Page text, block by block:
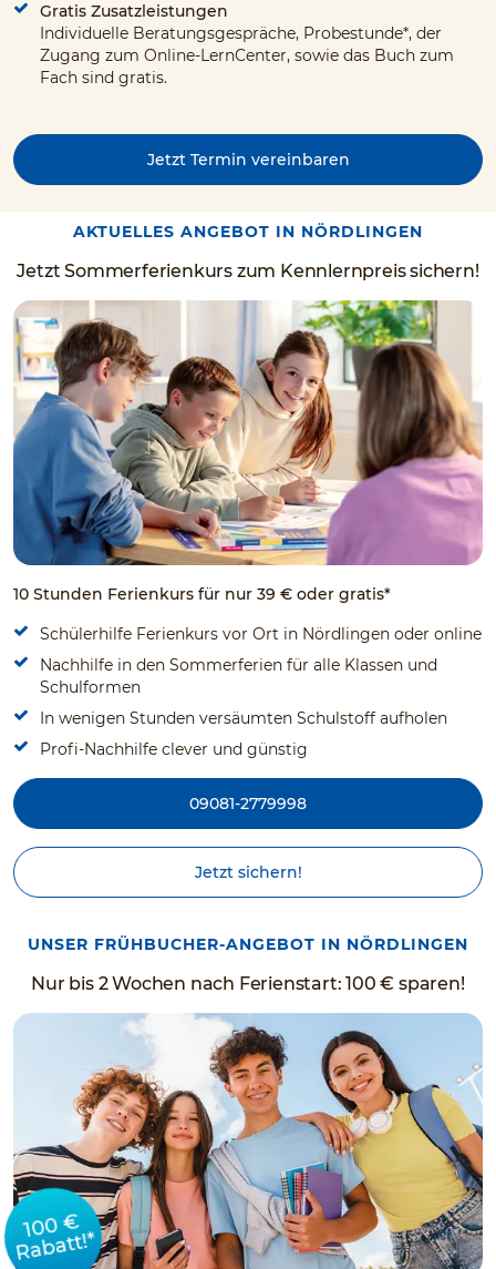
Gratis Zusatzleistungen
Individuelle Beratungsgespräche, Probestunde*, der
Zugang zum Online-LernCenter, sowie das Buch zum
Fach sind gratis.
Jetzt Termin vereinbaren
AKTUELLES ANGEBOT IN NÖRDLINGEN
Jetzt Sommerferienkurs zum Kennlernpreis sichern!
10 Stunden Ferienkurs für nur 39 € oder gratis*
Schülerhilfe Ferienkurs vor Ort in Nördlingen oder online
Nachhilfe in den Sommerferien für alle Klassen und
Schulformen
In wenigen Stunden versäumten Schulstoff aufholen
Profi-Nachhilfe clever und günstig
09081-2779998
Jetzt sichern!
UNSER FRÜHBUCHER-ANGEBOT IN NÖRDLINGEN
Nur bis 2 Wochen nach Ferienstart: 100 € sparen!
100 €
Rabatt!*